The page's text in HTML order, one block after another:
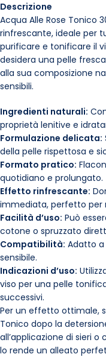
Descrizione
Acqua Alle Rose Tonico
rinfrescante, ideale per
purificare e tonificare il
desidera una pelle
alla sua composizione
sensibili.
Ingredienti naturali:
proprietà lenitive e
Formulazione delicata:
della pelle rispettosa e
Formato pratico:
quotidiano e prolungato.
Effetto rinfrescante:
immediata, perfetto per
Facilità d’uso: Può
cotone o spruzzato
Compatibilità: Adatto a
sensibile.
Indicazioni d’uso:
viso per una pelle
successivi.
Per un effetto ottimale,
Tonico dopo la
all’applicazione di sieri
lo rende un alleato